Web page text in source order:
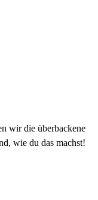
wir die überbackene
wie du das machst!